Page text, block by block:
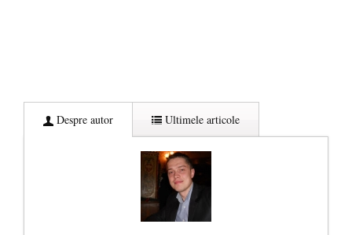
Despre autor Ultimele articole